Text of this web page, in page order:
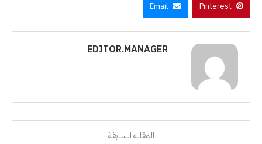
Pinterest
Email
EDITOR.MANAGER
المقالة السابقة